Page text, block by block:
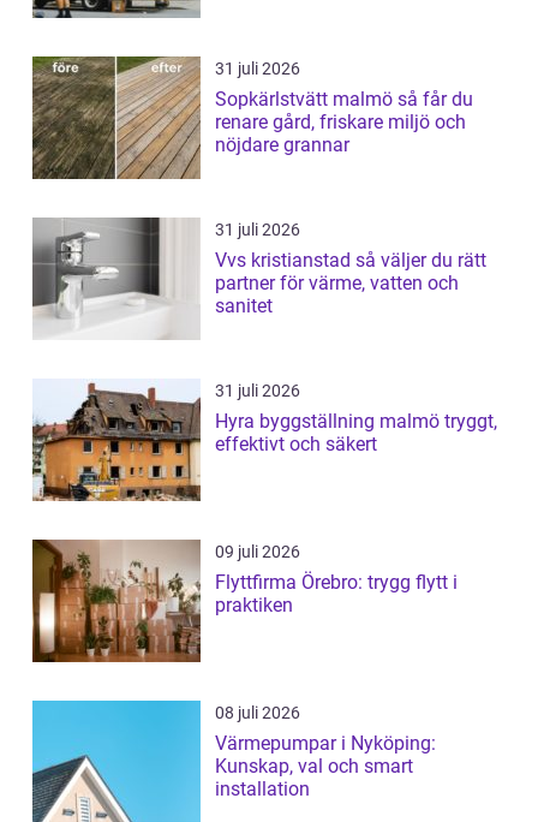
31 juli 2026
Sopkärlstvätt malmö så får du
renare gård, friskare miljö och
nöjdare grannar
31 juli 2026
Vvs kristianstad så väljer du rätt
partner för värme, vatten och
sanitet
31 juli 2026
Hyra byggställning malmö tryggt,
effektivt och säkert
09 juli 2026
Flyttfirma Örebro: trygg flytt i
praktiken
08 juli 2026
Värmepumpar i Nyköping:
Kunskap, val och smart
installation